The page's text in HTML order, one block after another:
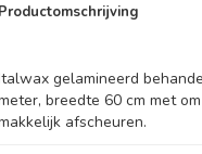
Productomschrijving
gelamineerd
breedte 60 cm met
afscheuren.